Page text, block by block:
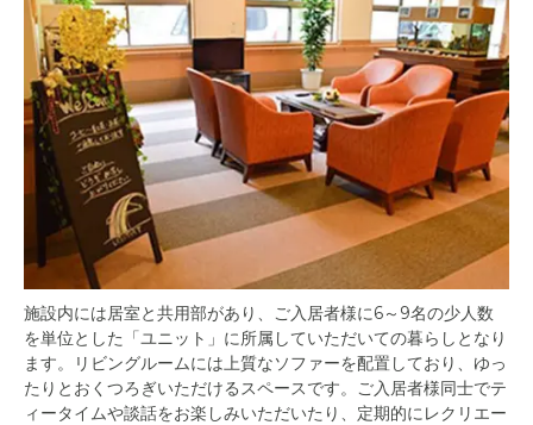
施設内には居室と共用部があり、ご入居者様に6～9名の少人数
を単位とした「ユニット」に所属していただいての暮らしとなり
ます。リビングルームには上質なソファーを配置しており、ゆっ
たりとおくつろぎいただけるスペースです。ご入居者様同士でテ
ィータイムや談話をお楽しみいただいたり、定期的にレクリエー